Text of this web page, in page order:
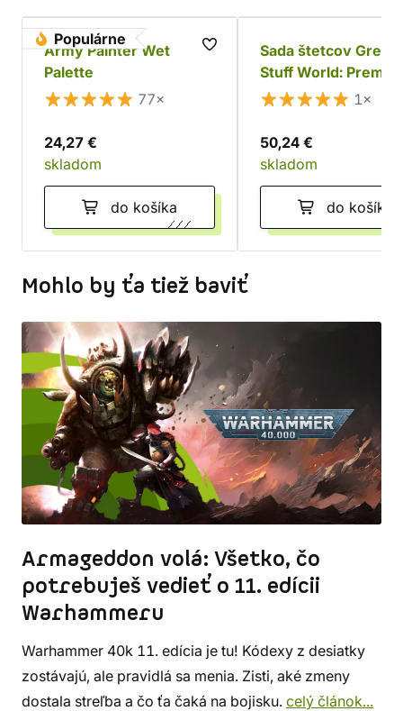
Populárne
Army Painter Wet
Palette
77×
24,27 €
skladom
do košíka
Sada štetcov Green
Stuff World:
Brush Set - Gold
1×
50,24 €
skladom
do košíka
Mohlo by ťa tiež baviť
Armageddon volá: Všetko, čo
potrebuješ vedieť o 11. edícii
Warhammeru
Warhammer 40k 11. edícia je tu! Kódexy z desiatky
zostávajú, ale pravidlá sa menia. Zisti, aké zmeny
dostala streľba a čo ťa čaká na bojisku. celý článok...